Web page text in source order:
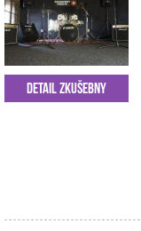
Detail zkušebny